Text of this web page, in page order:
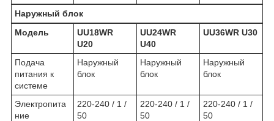
Наружный блок
Модель
UU18WR
U20
UU24WR
U40
UU36WR U30
Подача
питания к
системе
Наружный
блок
Наружный
блок
Наружный
блок
Электропита
ние
220-240 / 1 /
50
220-240 / 1 /
50
220-240 / 1 /
50